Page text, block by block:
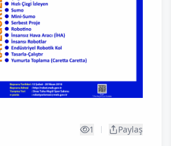
1
Paylaş